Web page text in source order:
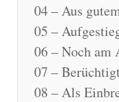
04 – Aus
05 –
06 – Noch am
07 –
08 – Als